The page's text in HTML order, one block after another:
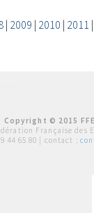
| 2009 | 2010 | 2011
Copyright © 2015
Française des
44 65 80 | contact :